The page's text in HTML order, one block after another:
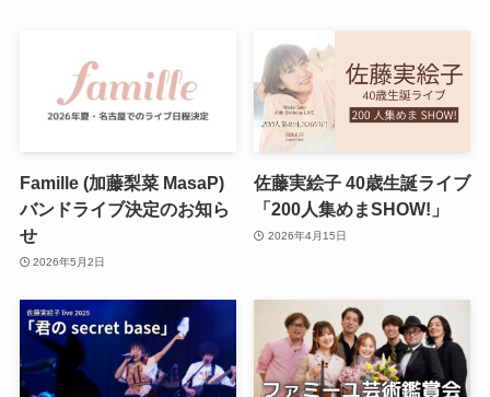
Famille (加藤梨菜 MasaP)
バンドライブ決定のお知ら
せ
2026年5月2日
佐藤実絵子 40歳生誕ライブ
「200人集めまSHOW!」
2026年4月15日